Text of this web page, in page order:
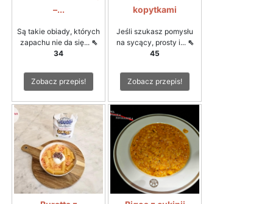
–...
Są takie obiady, których
zapachu nie da się... ⇖
34
Zobacz przepis!
kopytkami
Jeśli szukasz pomysłu
na sycący, prosty i... ⇖
45
Zobacz przepis!